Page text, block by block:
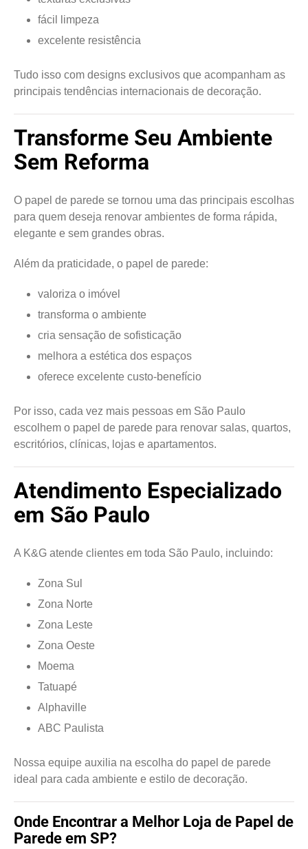
fácil limpeza
excelente resistência
Tudo isso com designs exclusivos que acompanham as
principais tendências internacionais de decoração.
Transforme Seu Ambiente
Sem Reforma
O papel de parede se tornou uma das principais escolhas
para quem deseja renovar ambientes de forma rápida,
elegante e sem grandes obras.
Além da praticidade, o papel de parede:
valoriza o imóvel
transforma o ambiente
cria sensação de sofisticação
melhora a estética dos espaços
oferece excelente custo-benefício
Por isso, cada vez mais pessoas em São Paulo
escolhem o papel de parede para renovar salas, quartos,
escritórios, clínicas, lojas e apartamentos.
Atendimento Especializado
em São Paulo
A K&G atende clientes em toda São Paulo, incluindo:
Zona Sul
Zona Norte
Zona Leste
Zona Oeste
Moema
Tatuapé
Alphaville
ABC Paulista
Nossa equipe auxilia na escolha do papel de parede
ideal para cada ambiente e estilo de decoração.
Onde Encontrar a Melhor Loja de Papel de
Parede em SP?